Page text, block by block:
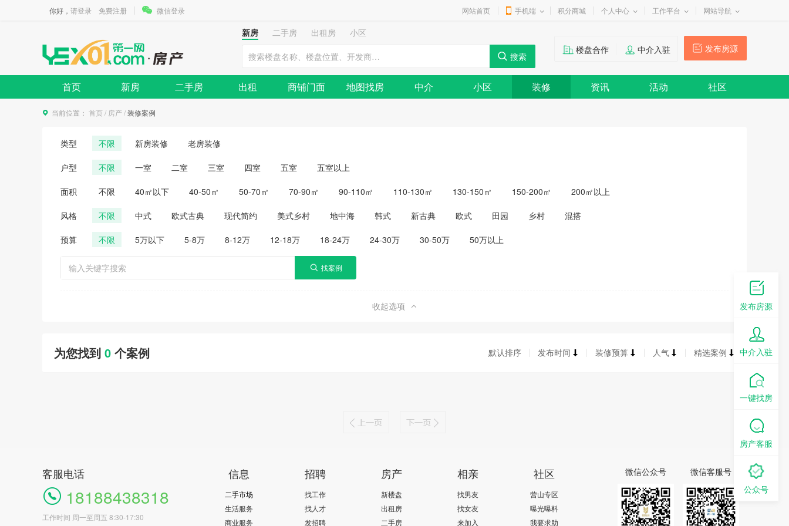
你好， 请登录 免费注册 微信登录 网站首页 手机端 积分商城 个人中心 工作平台 网站导航
新房 二手房 出租房
小区
发布房源
楼盘合作 中介入驻
首页 新房 二手房 出租 商铺门面 地图找房 中介 小区 装修 资讯 活动 社区
当前位置： 首页 / 房产/装修案例
类型 不限 新房装修 老房装修
户型 不限 一室 二室 三室 四室 五室 五室以上
面积 不限 40㎡以下 40-50㎡ 50-70㎡ 70-90㎡ 90-110㎡ 110-130㎡ 130-150㎡ 150-200㎡ 200㎡以上
风格 不限 中式 欧式古典 现代简约 美式乡村 地中海 韩式 新古典 欧式 田园 乡村 混搭
预算 不限 5万以下 5-8万 8-12万 12-18万 18-24万 24-30万 30-50万 50万以上
收起选项
默认排序 发布时间 装修预算 人气 精选案例
为您找到 0 个案例
客服电话
18188438318
工作时间 周一至周五 8:30-17:30
信息
二手市场
生活服务
商业服务
招聘
找工作
找人才
发招聘
房产
新楼盘
出租房
二手房
相亲
找男友
找女友
来加入
社区
营山专区
曝光曝料
我要求助
微信公众号 微信客服号
发布房源
中介入驻
一键找房
房产客服
公众号